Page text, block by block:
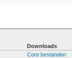
Downloads
Core bestanden